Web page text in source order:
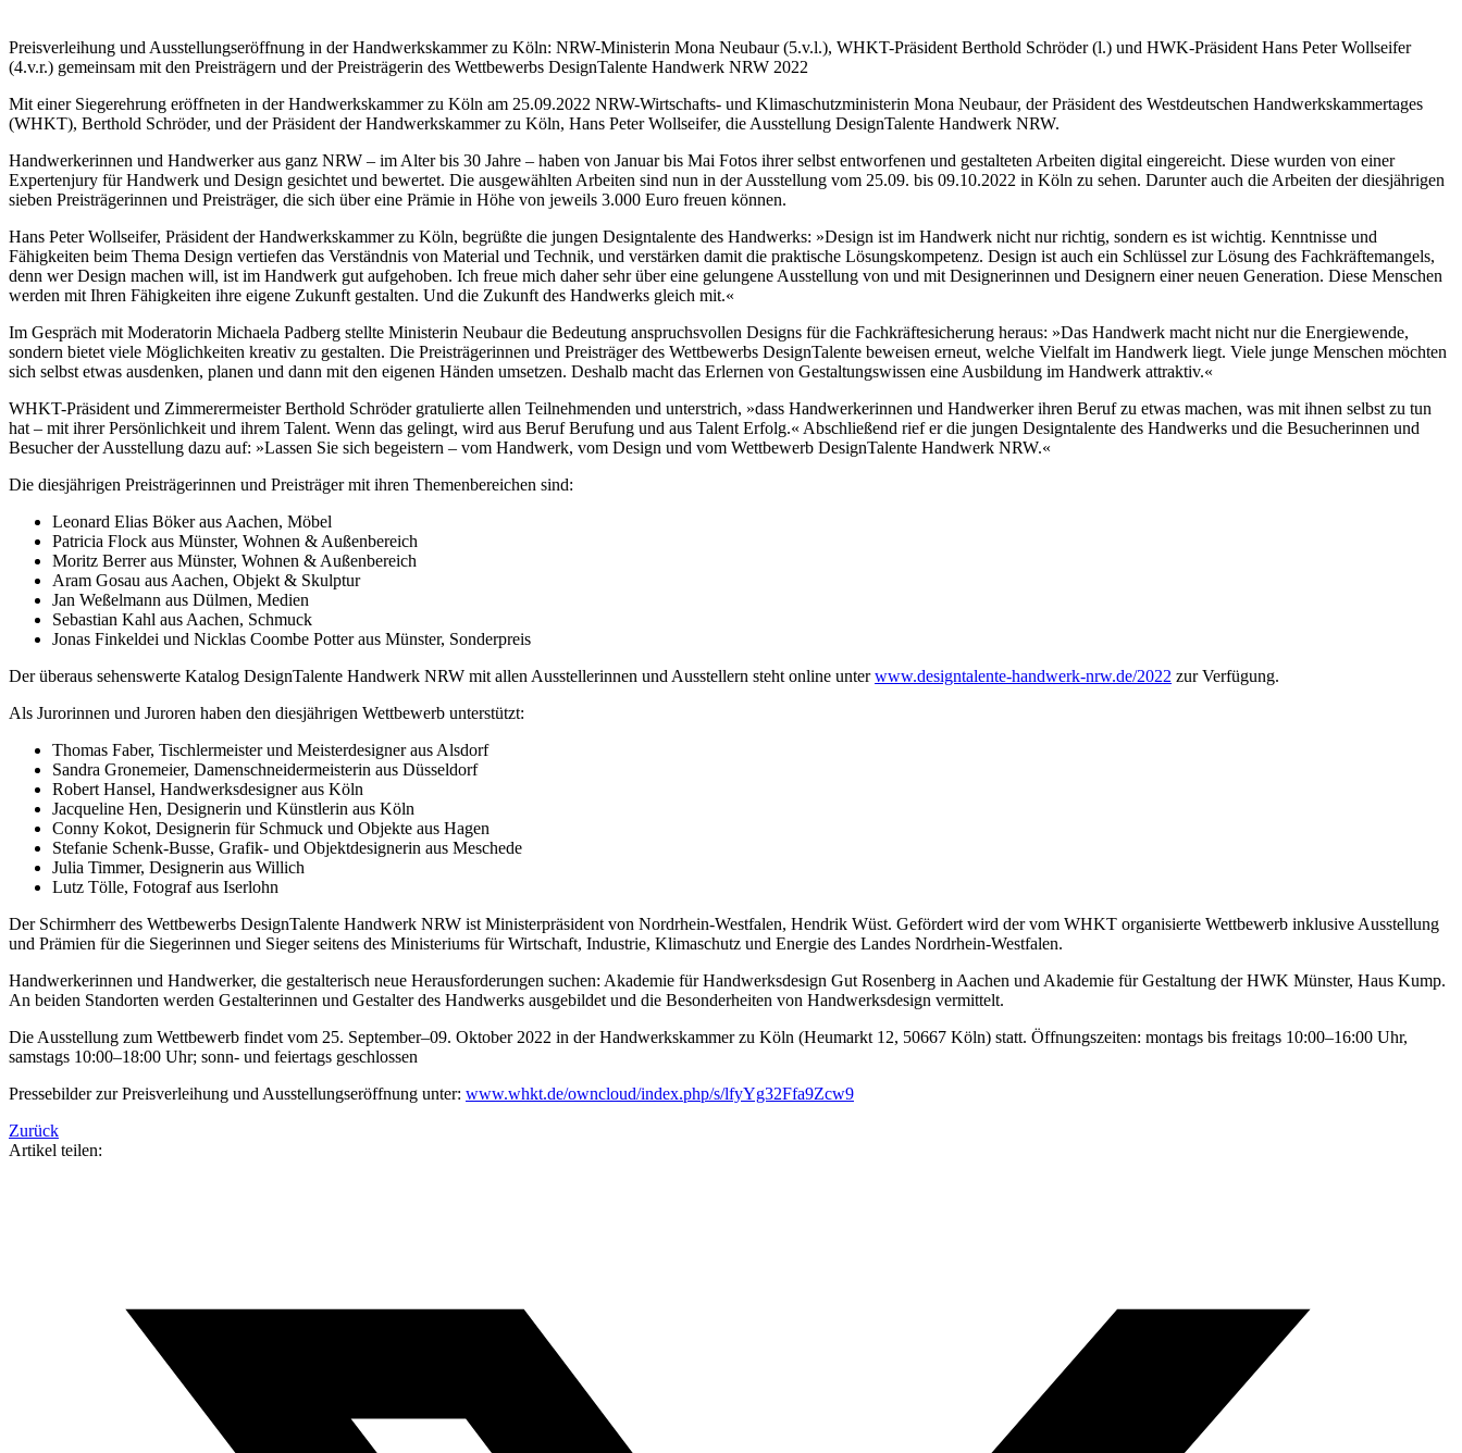
Preisverleihung und Ausstellungseröffnung in der Handwerkskammer zu Köln: NRW-Ministerin Mona Neubaur (5.v.l.), WHKT-Präsident Berthold Schröder (l.) und HWK-Präsident Hans Peter Wollseifer
(4.v.r.) gemeinsam mit den Preisträgern und der Preisträgerin des Wettbewerbs DesignTalente Handwerk NRW 2022
Mit einer Siegerehrung eröffneten in der Handwerkskammer zu Köln am 25.09.2022 NRW-Wirtschafts- und Klimaschutzministerin Mona Neubaur, der Präsident des Westdeutschen Handwerkskammertages
(WHKT), Berthold Schröder, und der Präsident der Handwerkskammer zu Köln, Hans Peter Wollseifer, die Ausstellung DesignTalente Handwerk NRW.
Handwerkerinnen und Handwerker aus ganz NRW – im Alter bis 30 Jahre – haben von Januar bis Mai Fotos ihrer selbst entworfenen und gestalteten Arbeiten digital eingereicht. Diese wurden von einer
Expertenjury für Handwerk und Design gesichtet und bewertet. Die ausgewählten Arbeiten sind nun in der Ausstellung vom 25.09. bis 09.10.2022 in Köln zu sehen. Darunter auch die Arbeiten der diesjährigen
sieben Preisträgerinnen und Preisträger, die sich über eine Prämie in Höhe von jeweils 3.000 Euro freuen können.
Hans Peter Wollseifer, Präsident der Handwerkskammer zu Köln, begrüßte die jungen Designtalente des Handwerks: »Design ist im Handwerk nicht nur richtig, sondern es ist wichtig. Kenntnisse und
Fähigkeiten beim Thema Design vertiefen das Verständnis von Material und Technik, und verstärken damit die praktische Lösungskompetenz. Design ist auch ein Schlüssel zur Lösung des Fachkräftemangels,
denn wer Design machen will, ist im Handwerk gut aufgehoben. Ich freue mich daher sehr über eine gelungene Ausstellung von und mit Designerinnen und Designern einer neuen Generation. Diese Menschen
werden mit Ihren Fähigkeiten ihre eigene Zukunft gestalten. Und die Zukunft des Handwerks gleich mit.«
Im Gespräch mit Moderatorin Michaela Padberg stellte Ministerin Neubaur die Bedeutung anspruchsvollen Designs für die Fachkräftesicherung heraus: »Das Handwerk macht nicht nur die Energiewende,
sondern bietet viele Möglichkeiten kreativ zu gestalten. Die Preisträgerinnen und Preisträger des Wettbewerbs DesignTalente beweisen erneut, welche Vielfalt im Handwerk liegt. Viele junge Menschen möchten
sich selbst etwas ausdenken, planen und dann mit den eigenen Händen umsetzen. Deshalb macht das Erlernen von Gestaltungswissen eine Ausbildung im Handwerk attraktiv.«
WHKT-Präsident und Zimmerermeister Berthold Schröder gratulierte allen Teilnehmenden und unterstrich, »dass Handwerkerinnen und Handwerker ihren Beruf zu etwas machen, was mit ihnen selbst zu tun
hat – mit ihrer Persönlichkeit und ihrem Talent. Wenn das gelingt, wird aus Beruf Berufung und aus Talent Erfolg.« Abschließend rief er die jungen Designtalente des Handwerks und die Besucherinnen und
Besucher der Ausstellung dazu auf: »Lassen Sie sich begeistern – vom Handwerk, vom Design und vom Wettbewerb DesignTalente Handwerk NRW.«
Die diesjährigen Preisträgerinnen und Preisträger mit ihren Themenbereichen sind:
Leonard Elias Böker aus Aachen, Möbel
Patricia Flock aus Münster, Wohnen & Außenbereich
Moritz Berrer aus Münster, Wohnen & Außenbereich
Aram Gosau aus Aachen, Objekt & Skulptur
Jan Weßelmann aus Dülmen, Medien
Sebastian Kahl aus Aachen, Schmuck
Jonas Finkeldei und Nicklas Coombe Potter aus Münster, Sonderpreis
Der überaus sehenswerte Katalog DesignTalente Handwerk NRW mit allen Ausstellerinnen und Ausstellern steht online unterwww.designtalente-handwerk-nrw.de/2022 zur Verfügung.
Als Jurorinnen und Juroren haben den diesjährigen Wettbewerb unterstützt:
Thomas Faber, Tischlermeister und Meisterdesigner aus Alsdorf
Sandra Gronemeier, Damenschneidermeisterin aus Düsseldorf
Robert Hansel, Handwerksdesigner aus Köln
Jacqueline Hen, Designerin und Künstlerin aus Köln
Conny Kokot, Designerin für Schmuck und Objekte aus Hagen
Stefanie Schenk-Busse, Grafik- und Objektdesignerin aus Meschede
Julia Timmer, Designerin aus Willich
Lutz Tölle, Fotograf aus Iserlohn
Der Schirmherr des Wettbewerbs DesignTalente Handwerk NRW ist Ministerpräsident von Nordrhein-Westfalen, Hendrik Wüst. Gefördert wird der vom WHKT organisierte Wettbewerb inklusive Ausstellung
und Prämien für die Siegerinnen und Sieger seitens des Ministeriums für Wirtschaft, Industrie, Klimaschutz und Energie des Landes Nordrhein-Westfalen.
Handwerkerinnen und Handwerker, die gestalterisch neue Herausforderungen suchen: Akademie für Handwerksdesign Gut Rosenberg in Aachen und Akademie für Gestaltung der HWK Münster, Haus Kump.
An beiden Standorten werden Gestalterinnen und Gestalter des Handwerks ausgebildet und die Besonderheiten von Handwerksdesign vermittelt.
Die Ausstellung zum Wettbewerb findet vom 25. September–09. Oktober 2022 in der Handwerkskammer zu Köln (Heumarkt 12, 50667 Köln) statt. Öffnungszeiten: montags bis freitags 10:00–16:00 Uhr,
samstags 10:00–18:00 Uhr; sonn- und feiertags geschlossen
Pressebilder zur Preisverleihung und Ausstellungseröffnung unter: www.whkt.de/owncloud/index.php/s/lfyYg32Ffa9Zcw9
Zurück
Artikel teilen: